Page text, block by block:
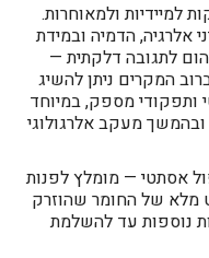
למיידיות ולמאוחרות.
אלרגיה, הדמיה ובמידת
לתגובה דלקתית —
המקרים ניתן להשיג
ותפקודי מספק, במיוחד
מעקב אלרגולוגי
אסתטי — מומלץ לפנות
מלא של החומר שהוזרק
נוספות עד להשלמת